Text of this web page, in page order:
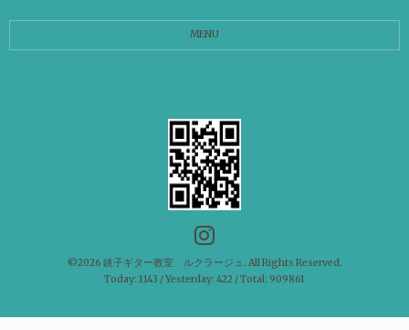
MENU
©2026 銚子ギター教室 ルクラージュ . All Rights Reserved.
Today: 1143 / Yesterday: 422 / Total: 909861